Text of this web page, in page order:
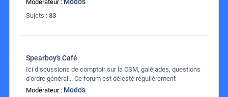
Modérateur :
Sujets : 83
Spearboy's Café
Ici discussions de comptoir sur la CSM, galéjades, questions
d'ordre général... Ce forum est délesté régulièrement
Modérateur : Modo's